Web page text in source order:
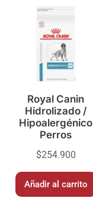
Royal Canin
Hidrolizado /
Hipoalergénico
Perros
$254.900
Añadir al carrito